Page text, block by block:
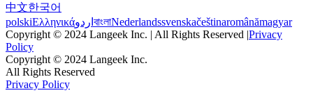
中文한국어
polskiΕλληνικάاردو বাংলাNederlandssvenskačeštinaromânămagyar
Copyright © 2024 Langeek Inc. | All Rights Reserved |Privacy
Policy
Copyright © 2024 Langeek Inc.
All Rights Reserved
Privacy Policy